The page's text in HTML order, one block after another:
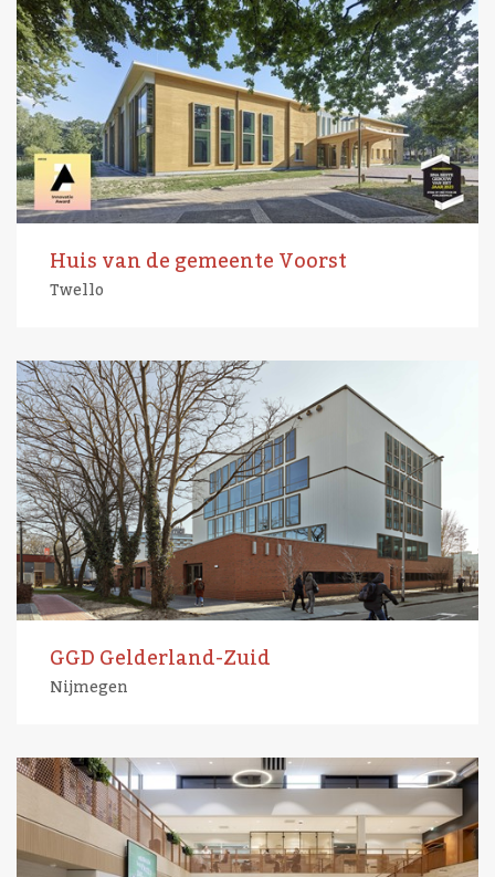
Huis van de gemeente Voorst
Twello
GGD Gelderland-Zuid
Nijmegen